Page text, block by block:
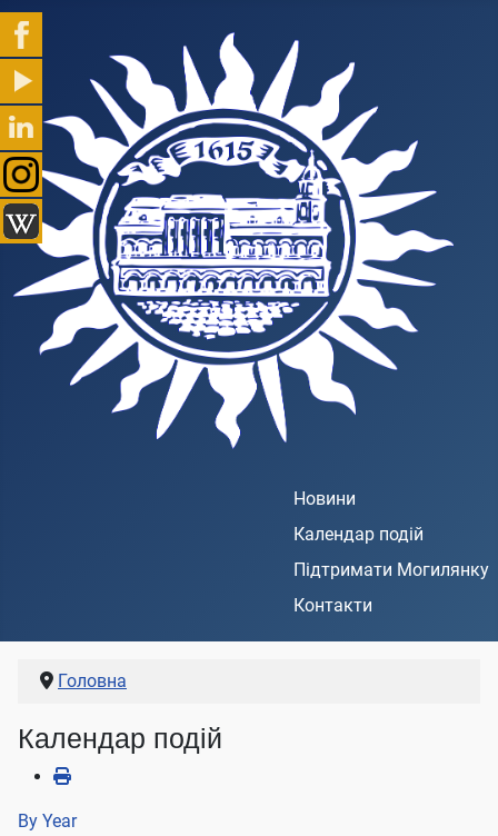
Новини
Календар подій
Підтримати Могилянку
Контакти
Головна
Календар подій
By Year